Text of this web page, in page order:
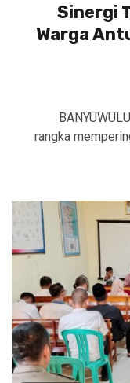
Sinergi
Warga
rangka